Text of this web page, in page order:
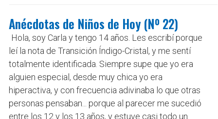
Anécdotas de Niños de Hoy (Nº 22)
Hola, soy Carla y tengo 14 años. Les escribí porque
leí la nota de Transición Índigo-Cristal, y me sentí
totalmente identificada. Siempre supe que yo era
alguien especial, desde muy chica yo era
hiperactiva, y con frecuencia adivinaba lo que otras
personas pensaban... porque al parecer me sucedió
entre los 12 y los 13 años, y estuve casi todo un